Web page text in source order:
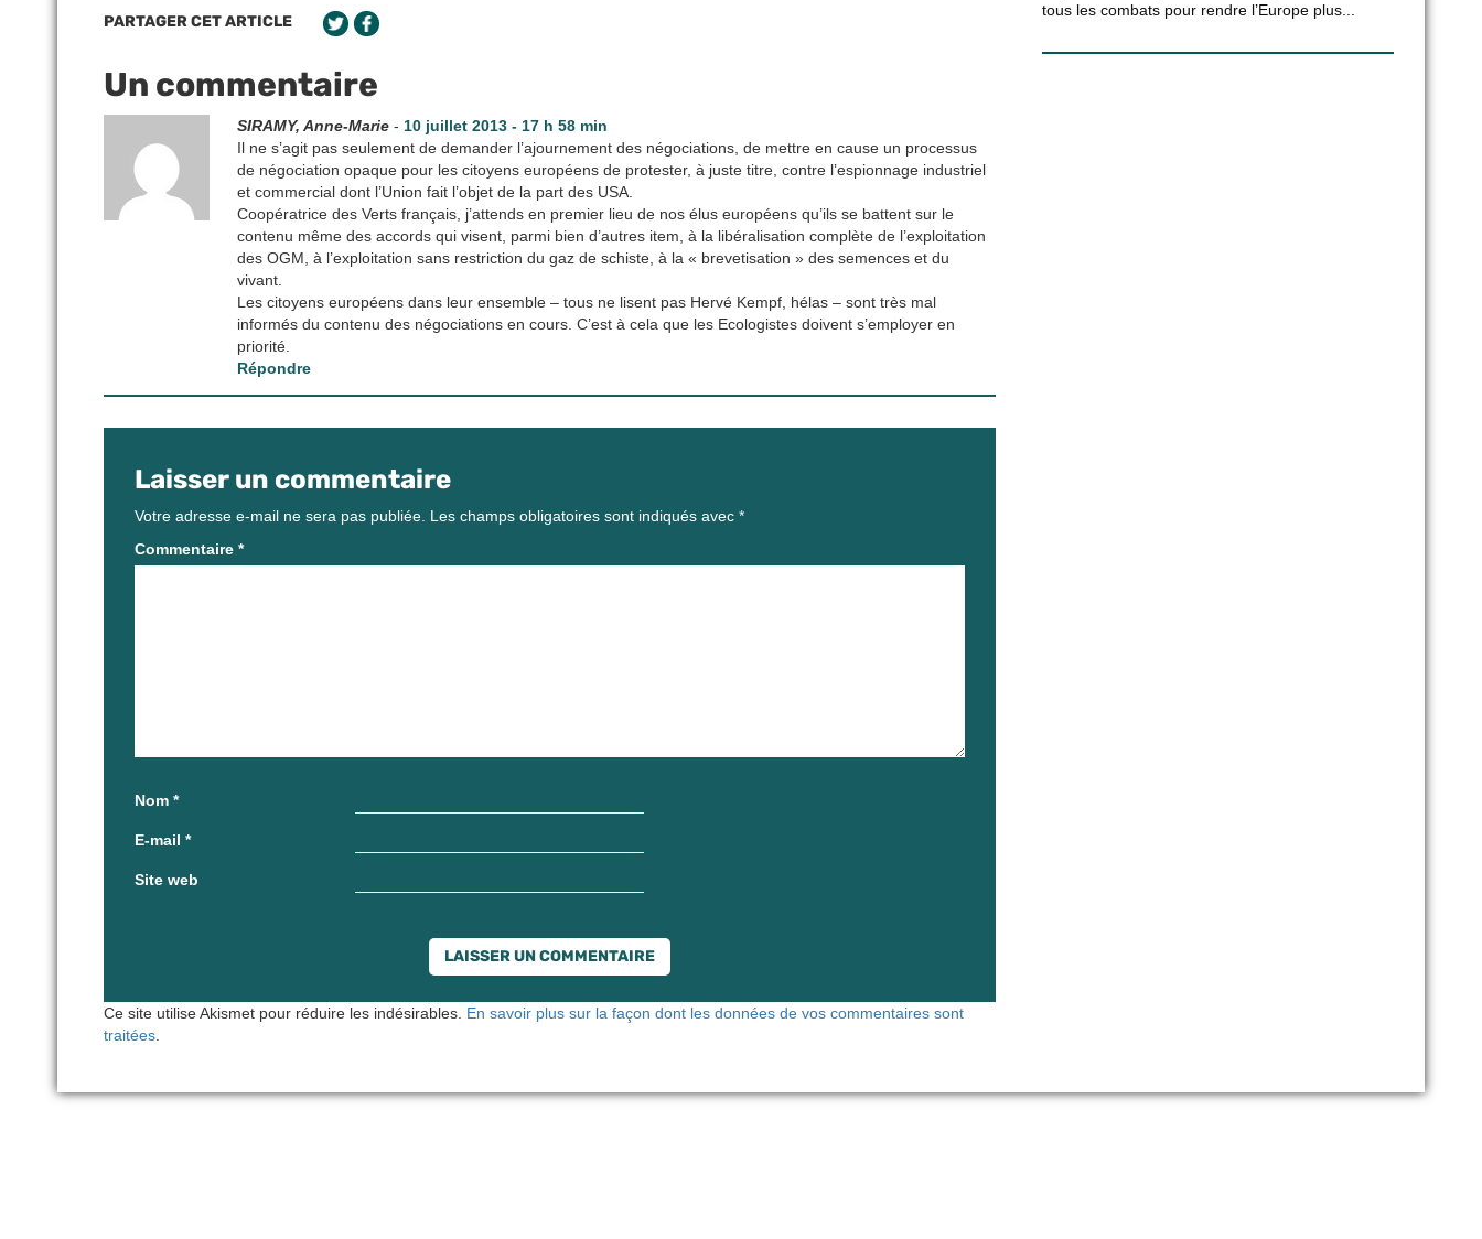
PARTAGER CET ARTICLE
Un commentaire
SIRAMY, Anne-Marie - 10 juillet 2013 - 17 h 58 min
Il ne s’agit pas seulement de demander l’ajournement des négociations, de mettre en cause un processus
de négociation opaque pour les citoyens européens de protester, à juste titre, contre l’espionnage industriel
et commercial dont l’Union fait l’objet de la part des USA.
Coopératrice des Verts français, j’attends en premier lieu de nos élus européens qu’ils se battent sur le
contenu même des accords qui visent, parmi bien d’autres item, à la libéralisation complète de l’exploitation
des OGM, à l’exploitation sans restriction du gaz de schiste, à la « brevetisation » des semences et du
vivant.
Les citoyens européens dans leur ensemble – tous ne lisent pas Hervé Kempf, hélas – sont très mal
informés du contenu des négociations en cours. C’est à cela que les Ecologistes doivent s’employer en
priorité.
Répondre
Laisser un commentaire
Votre adresse e-mail ne sera pas publiée. Les champs obligatoires sont indiqués avec *
Commentaire *
Nom *
E-mail *
Site web
Ce site utilise Akismet pour réduire les indésirables. En savoir plus sur la façon dont les données de vos commentaires sont
traitées
tous les combats pour rendre l’Europe plus...